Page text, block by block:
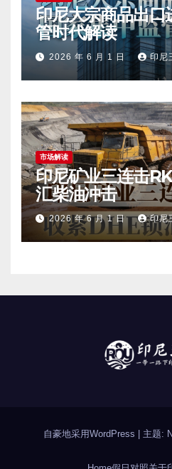
印尼大宗商品出口
管时代解读
2026 年 6 月 1 日 印尼
市场解读
印尼矿业三连击
汇柴油冲击
2026 年 6 月 1 日 印尼
自豪地采用WordPress 主题: